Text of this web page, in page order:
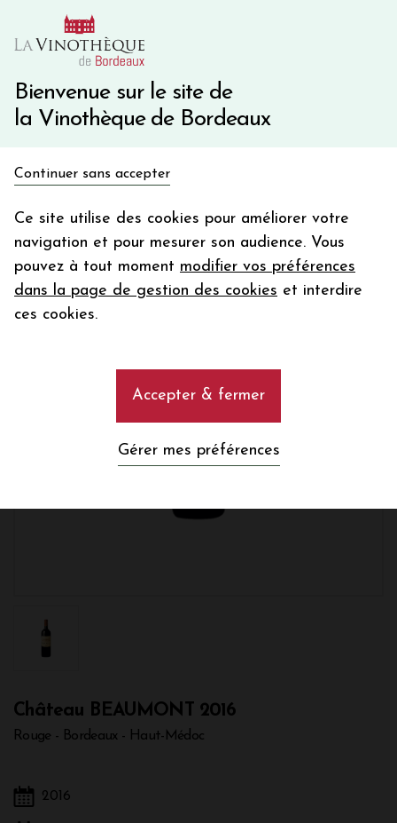
Bienvenue sur le site de
la Vinothèque de Bordeaux
Continuer sans accepter
Ce site utilise des cookies pour améliorer votre
navigation et pour mesurer son audience. Vous
pouvez à tout moment modifier vos préférences
dans la page de gestion des cookies et interdire
ces cookies.
Accepter & fermer
Gérer mes préférences
10€ de remise immédiate sur votre première commande
Une question ?
Château BEAUMONT 2016
Rouge - Bordeaux - Haut-Médoc
2016
en bon d'achat
Votre
email
En m’abonnant, j’accepte de recevoir la newsletter de la